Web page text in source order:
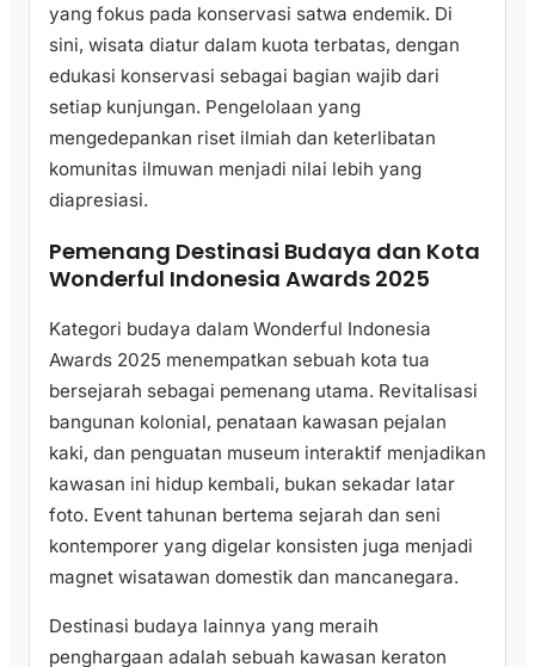
yang fokus pada konservasi satwa endemik. Di
sini, wisata diatur dalam kuota terbatas, dengan
edukasi konservasi sebagai bagian wajib dari
setiap kunjungan. Pengelolaan yang
mengedepankan riset ilmiah dan keterlibatan
komunitas ilmuwan menjadi nilai lebih yang
diapresiasi.
Pemenang Destinasi Budaya dan Kota
Wonderful Indonesia Awards 2025
Kategori budaya dalam Wonderful Indonesia
Awards 2025 menempatkan sebuah kota tua
bersejarah sebagai pemenang utama. Revitalisasi
bangunan kolonial, penataan kawasan pejalan
kaki, dan penguatan museum interaktif menjadikan
kawasan ini hidup kembali, bukan sekadar latar
foto. Event tahunan bertema sejarah dan seni
kontemporer yang digelar konsisten juga menjadi
magnet wisatawan domestik dan mancanegara.
Destinasi budaya lainnya yang meraih
penghargaan adalah sebuah kawasan keraton